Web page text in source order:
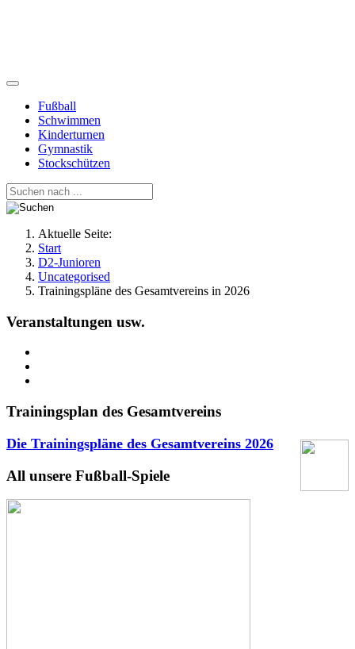
Fußball
Schwimmen
Kinderturnen
Gymnastik
Stockschützen
Aktuelle Seite:
Start
D2-Junioren
Uncategorised
Trainingspläne des Gesamtvereins in 2026
Veranstaltungen usw.
Trainingsplan des Gesamtvereins
Die Trainingspläne des Gesamtvereins 2026
All unsere Fußball-Spiele